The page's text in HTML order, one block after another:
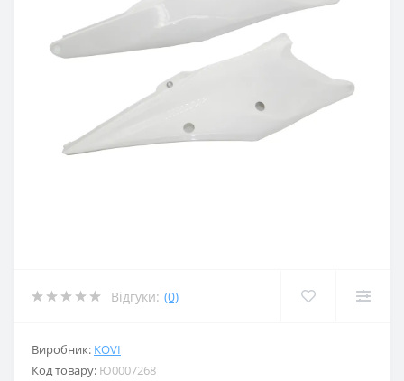
Відгуки: (0)
Виробник: KOVI
Код товару: Ю0007268